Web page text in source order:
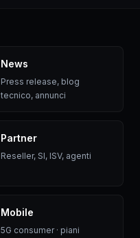
News
Press release, blog
tecnico, annunci
Partner
Reseller, SI, ISV, agenti
Mobile
5G consumer · piani